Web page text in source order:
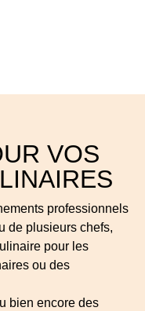
VOS
professionnels
de plusieurs chefs,
pour les
ou des
bien encore des